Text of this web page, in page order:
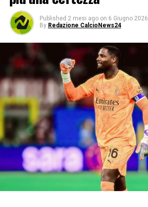
Published 2 mesi ago on 6 Giugno 2026
By Redazione CalcioNews24